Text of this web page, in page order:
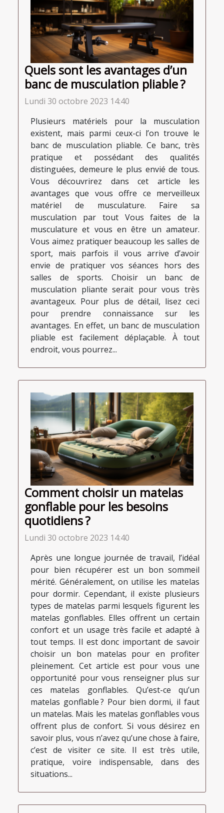
Quels sont les avantages d’un
banc de musculation pliable ?
Lundi 30 octobre 2023 14:40
Plusieurs matériels pour la musculation
existent, mais parmi ceux-ci l’on trouve le
banc de musculation pliable. Ce banc, très
pratique et possédant des qualités
distinguées, demeure le plus envié de tous.
Vous découvrirez dans cet article les
avantages que vous offre ce merveilleux
matériel de musculature. Faire sa
musculation par tout Vous faites de la
musculature et vous en être un amateur.
Vous aimez pratiquer beaucoup les salles de
sport, mais parfois il vous arrive d’avoir
envie de pratiquer vos séances hors des
salles de sports. Choisir un banc de
musculation pliante serait pour vous très
avantageux. Pour plus de détail, lisez ceci
pour prendre connaissance sur les
avantages. En effet, un banc de musculation
pliable est facilement déplaçable. À tout
endroit, vous pourrez...
Comment choisir un matelas
gonflable pour les besoins
quotidiens ?
Lundi 30 octobre 2023 14:40
Après une longue journée de travail, l’idéal
pour bien récupérer est un bon sommeil
mérité. Généralement, on utilise les matelas
pour dormir. Cependant, il existe plusieurs
types de matelas parmi lesquels figurent les
matelas gonflables. Elles offrent un certain
confort et un usage très facile et adapté à
tout temps. Il est donc important de savoir
choisir un bon matelas pour en profiter
pleinement. Cet article est pour vous une
opportunité pour vous renseigner plus sur
ces matelas gonflables. Qu’est-ce qu’un
matelas gonflable ? Pour bien dormi, il faut
un matelas. Mais les matelas gonflables vous
offrent plus de confort. Si vous désirez en
savoir plus, vous n’avez qu’une chose à faire,
c’est de visiter ce site. Il est très utile,
pratique, voire indispensable, dans des
situations...